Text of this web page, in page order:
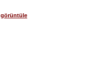
görüntüle